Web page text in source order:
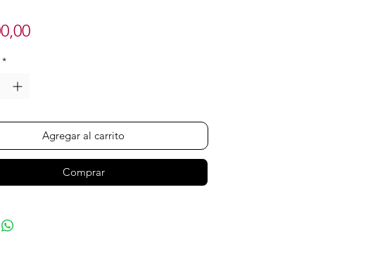
Precio
*
Agregar al carrito
Comprar